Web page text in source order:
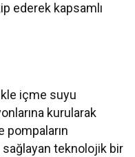
ederek kapsamlı
içme suyu
kurularak
pompaların
teknolojik bir